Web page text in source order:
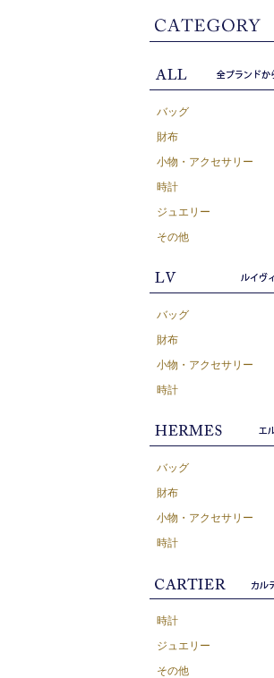
バッグ
財布
小物・アクセサリー
時計
ジュエリー
その他
バッグ
財布
小物・アクセサリー
時計
バッグ
財布
小物・アクセサリー
時計
時計
ジュエリー
その他